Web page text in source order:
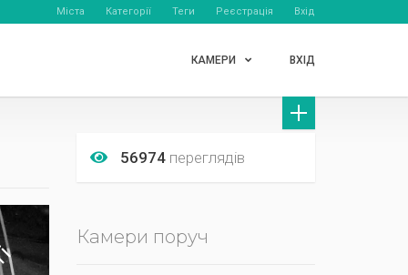
Міста Категорії Теги Реєстрація Вхід
КАМЕРИ ВХІД
56974переглядів
Камери поруч